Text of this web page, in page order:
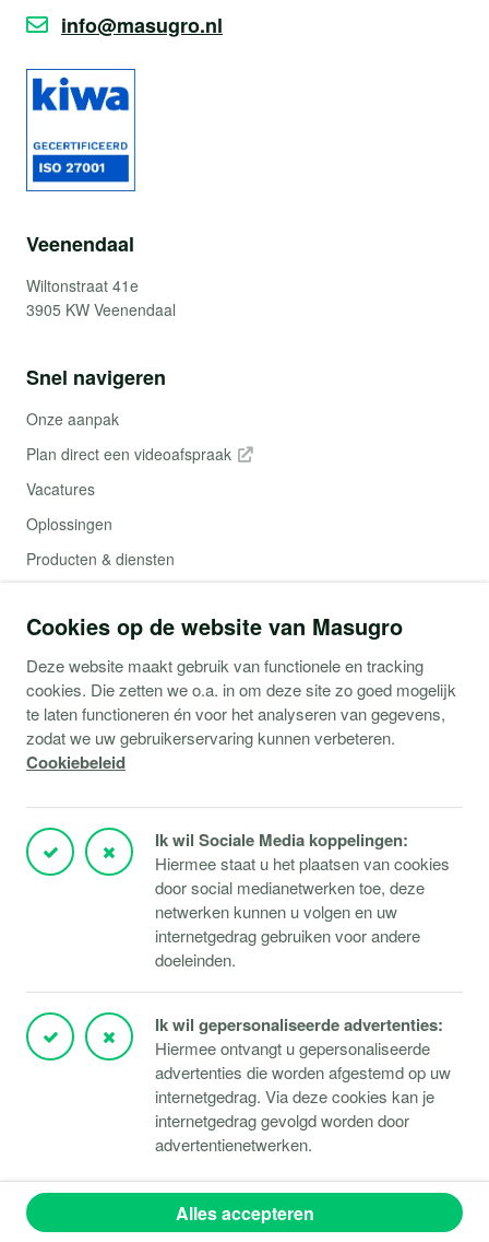
info@masugro.nl
Veenendaal
Wiltonstraat 41e
3905 KW Veenendaal
Snel navigeren
Onze aanpak
Plan direct een videoafspraak
Vacatures
Oplossingen
Producten & diensten
Webshop (Copaco)
Support
Service aanvraag
Storingen Verbindingen
TeamViewer downloaden
Responsible disclosure
© 2026 Masugro
Disclaimer
Cookiebeleid
Privacybeleid
Algemene voorwaarden
Ontwerp & realisatie door
Cookies op de website van Masugro
Deze website maakt gebruik van functionele en tracking
cookies. Die zetten we o.a. in om deze site zo goed mogelijk
te laten functioneren én voor het analyseren van gegevens,
zodat we uw gebruikerservaring kunnen verbeteren.
Cookiebeleid
Ik wil Sociale Media koppelingen:
Hiermee staat u het plaatsen van cookies
door social medianetwerken toe, deze
netwerken kunnen u volgen en uw
internetgedrag gebruiken voor andere
doeleinden.
Ik wil gepersonaliseerde advertenties:
Hiermee ontvangt u gepersonaliseerde
advertenties die worden afgestemd op uw
internetgedrag. Via deze cookies kan je
internetgedrag gevolgd worden door
advertentienetwerken.
Alles accepteren